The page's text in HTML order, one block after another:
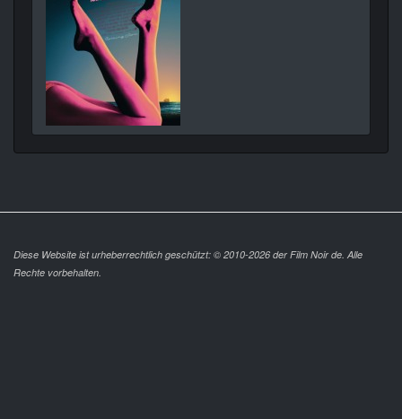
Diese Website ist urheberrechtlich geschützt: © 2010-2026 der Film Noir de. Alle
Rechte vorbehalten.